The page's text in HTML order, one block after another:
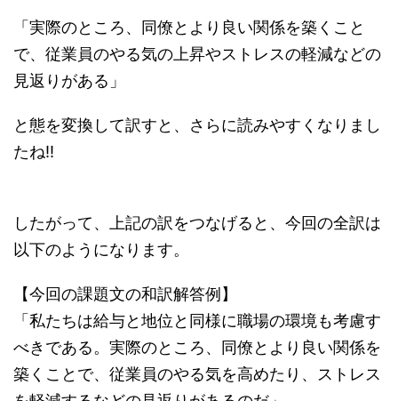
「実際のところ、同僚とより良い関係を築くこと
で、従業員のやる気の上昇やストレスの軽減などの
見返りがある」
と態を変換して訳すと、さらに読みやすくなりまし
たね!!
したがって、上記の訳をつなげると、今回の全訳は
以下のようになります。
【今回の課題文の和訳解答例】
「私たちは給与と地位と同様に職場の環境も考慮す
べきである。実際のところ、同僚とより良い関係を
築くことで、従業員のやる気を高めたり、ストレス